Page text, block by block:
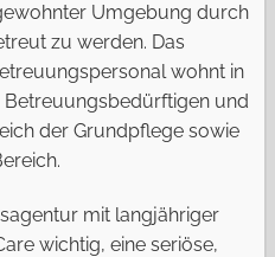
Umgebung durch
zu werden. Das
wohnt in
und
der Grundpflege sowie
mit langjähriger
wichtig, eine seriöse,